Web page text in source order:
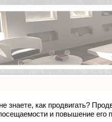
знаете, как продвигать?
и повышение его